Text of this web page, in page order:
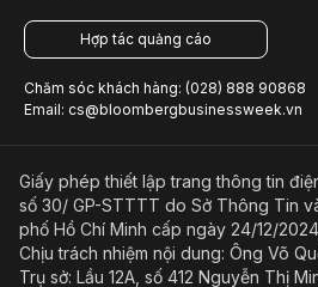
Hợp tác quảng cáo
Chăm sóc khách hàng: (028) 888 90868
Email: cs@bloombergbusinessweek.vn
Giấy phép thiết lập trang thông tin
số 30/ GP-STTTT do Sở Thông Tin
phố Hồ Chí Minh cấp ngày 24/12/2024
Chịu trách nhiệm nội dung: Ông Võ
Trụ sở: Lầu 12A, số 412 Nguyễn Thị